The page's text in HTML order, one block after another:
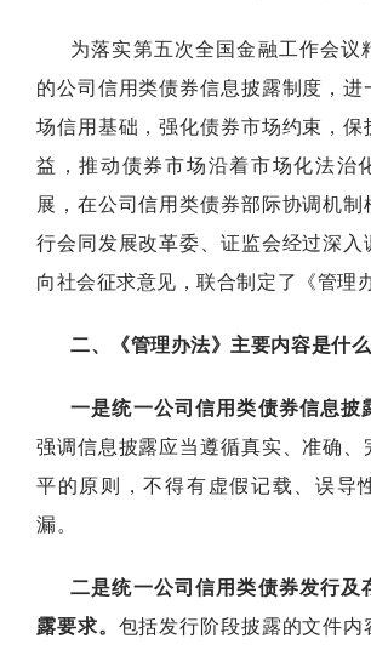
为落实第五次全国金融工作会议
的公司信用类债券信息披露制度，进
场信用基础，强化债券市场约束，保
益，推动债券市场沿着市场化法治
展，在公司信用类债券部际协调机制
行会同发展改革委、证监会经过深入
向社会征求意见，联合制定了《管理
二、《管理办法》主要内容是什
一是统一公司信用类债券信息披
强调信息披露应当遵循真实、准确、
平的原则，不得有虚假记载、误导
漏。
二是统一公司信用类债券发行及
露要求。 包括发行阶段披露的文件内